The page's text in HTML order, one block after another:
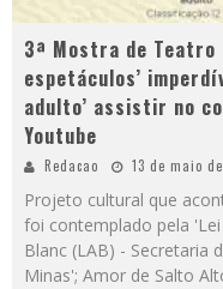
3ª Mostra de Teatro
espetáculos’
adulto’ assistir no
Youtube
Redacao 13 de maio
Projeto cultural que
foi contemplado pela
Blanc (LAB) - Secretaria
Minas'; Amor de Salto